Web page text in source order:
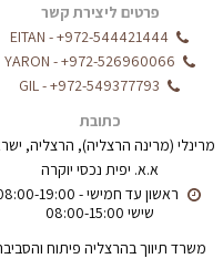
פרטים ליצירת קשר
+972-544421444
-
EITAN
+972-526960066
-
YARON
+972-549377793
-
GIL
כתובת
מרינלי (מרינה הרצליה), הרצליה, ישראל
א.א. יפית נכסי יוקרה
שישי 08:00-15:00
משרד תיווך בהרצליה פיתוח והסביבה